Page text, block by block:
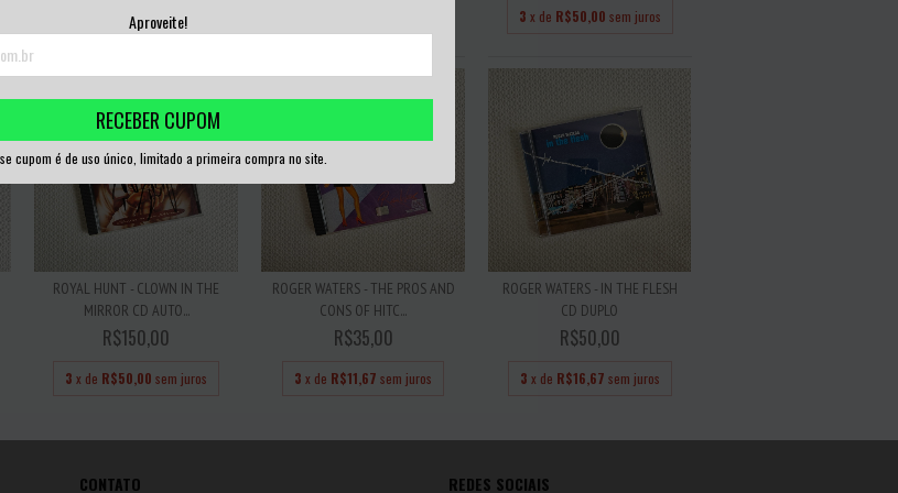
Aproveite!
RECEBER CUPOM
cupom é de uso único, limitado a primeira compra no site.
R$16,67sem juros 3 x de R$50,00 sem juros
ROYAL HUNT - CLOWN IN THE
MIRROR CD AUTO...
R$150,00
3 x de R$50,00 sem juros
ROGER WATERS - THE PROS AND
CONS OF HITC...
R$35,00
3 x de R$11,67 sem juros
ROGER WATERS - IN THE FLESH
CD DUPLO
R$50,00
3 x de R$16,67 sem juros
CONTATO REDES SOCIAIS